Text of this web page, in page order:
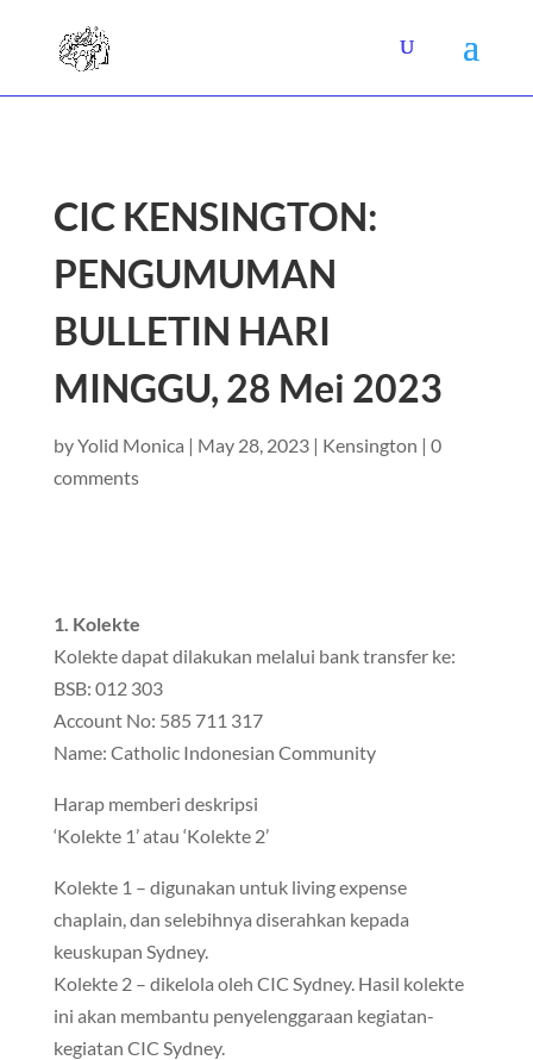
CIC KENSINGTON:
PENGUMUMAN
BULLETIN HARI
MINGGU, 28 Mei 2023
byYolid Monica | May 28, 2023| Kensington | 0
comments
1. Kolekte
Kolekte dapat dilakukan melalui bank transfer ke:
BSB: 012 303
Account No: 585 711 317
Name: Catholic Indonesian Community
Harap memberi deskripsi
‘Kolekte 1’ atau ‘Kolekte 2’
Kolekte 1 – digunakan untuk living expense
chaplain, dan selebihnya diserahkan kepada
keuskupan Sydney.
Kolekte 2 – dikelola oleh CIC Sydney. Hasil kolekte
ini akan membantu penyelenggaraan kegiatan-
kegiatan CIC Sydney.